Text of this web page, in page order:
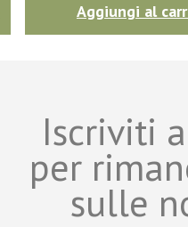
Aggiungi al
Iscriviti
per
sulle